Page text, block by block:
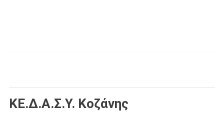
ΚΕ.Δ.Α.Σ.Υ. Κοζάνης